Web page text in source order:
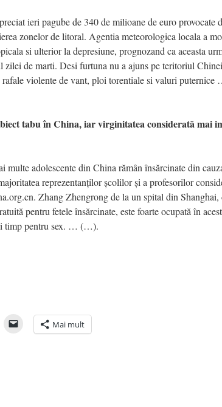
ieri pagube de 340 de milioane de euro provocate
zonelor de litoral. Agentia meteorologica locala a
si ulterior la depresiune, prognozand ca aceasta
zilei de marti. Desi furtuna nu a ajuns pe teritoriul
rafale violente de vant, ploi torentiale si valuri
tabu în China, iar virginitatea considerată mai
multe adolescente din China rămân însărcinate din
reprezentanţilor şcolilor şi a profesorilor
Zhang Zhengrong de la un spital din Shanghai,
pentru fetele însărcinate, este foarte ocupată în
timp pentru sex. … (…).
pentru
Mai mult